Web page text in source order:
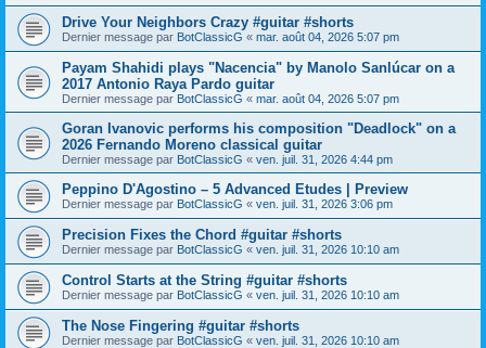
Drive Your Neighbors Crazy #guitar #shorts
Dernier message par BotClassicG « mar. août 04, 2026 5:07 pm
Payam Shahidi plays "Nacencia" by Manolo Sanlúcar on a
2017 Antonio Raya Pardo guitar
Dernier message par BotClassicG « mar. août 04, 2026 5:07 pm
Goran Ivanovic performs his composition "Deadlock" on a
2026 Fernando Moreno classical guitar
Dernier message par BotClassicG « ven. juil. 31, 2026 4:44 pm
Peppino D'Agostino – 5 Advanced Etudes | Preview
Dernier message par BotClassicG « ven. juil. 31, 2026 3:06 pm
Precision Fixes the Chord #guitar #shorts
Dernier message par BotClassicG « ven. juil. 31, 2026 10:10 am
Control Starts at the String #guitar #shorts
Dernier message par BotClassicG « ven. juil. 31, 2026 10:10 am
The Nose Fingering #guitar #shorts
Dernier message par BotClassicG « ven. juil. 31, 2026 10:10 am